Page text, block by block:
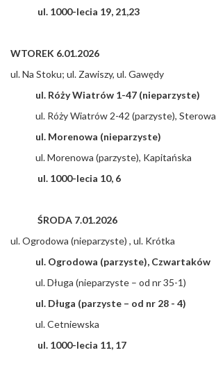
ul. 1000-lecia 19, 21,23
WTOREK 6.01.2026
ul. Na Stoku; ul. Zawiszy, ul. Gawędy
ul. Róży Wiatrów 1-47 (nieparzyste)
ul. Róży Wiatrów 2-42 (parzyste), Sterowa
ul. Morenowa (nieparzyste)
ul. Morenowa (parzyste), Kapitańska
ul. 1000-lecia 10, 6
ŚRODA 7.01.2026
ul. Ogrodowa (nieparzyste) , ul. Krótka
ul. Ogrodowa (parzyste), Czwartaków
ul. Długa (nieparzyste – od nr 35-1)
ul. Długa (parzyste – od nr 28 - 4)
ul. Cetniewska
ul. 1000-lecia 11, 17